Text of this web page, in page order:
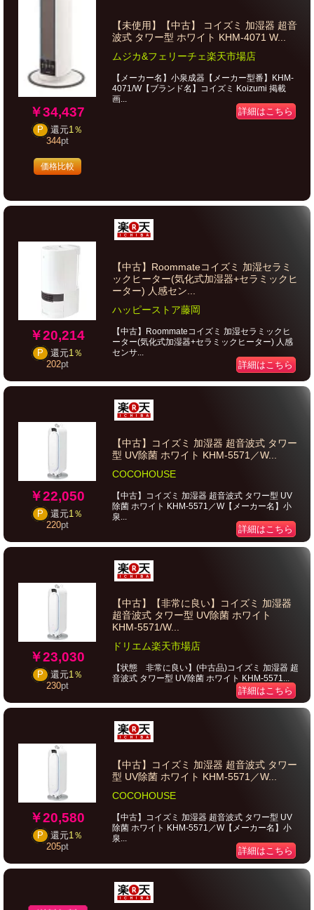
￥34,437
P 還元1％
344pt
価格比較
【未使用】【中古】 コイズミ 加湿器 超音
波式 タワー型 ホワイト KHM-4071 W...
ムジカ&フェリーチェ楽天市場店
【メーカー名】小泉成器【メーカー型番】KHM-
4071/W【ブランド名】コイズミ Koizumi 掲載
画...
詳細はこちら
￥20,214
P 還元1％
202pt
【中古】Roommateコイズミ 加湿セラミ
ックヒーター(気化式加湿器+セラミックヒ
ーター) 人感セン...
ハッピーストア藤岡
【中古】Roommateコイズミ 加湿セラミックヒ
ーター(気化式加湿器+セラミックヒーター) 人感
センサ...
詳細はこちら
￥22,050
P 還元1％
220pt
【中古】コイズミ 加湿器 超音波式 タワー
型 UV除菌 ホワイト KHM-5571／W...
COCOHOUSE
【中古】コイズミ 加湿器 超音波式 タワー型 UV
除菌 ホワイト KHM-5571／W【メーカー名】小
泉...
詳細はこちら
￥23,030
P 還元1％
230pt
【中古】【非常に良い】コイズミ 加湿器
超音波式 タワー型 UV除菌 ホワイト
KHM-5571/W...
ドリエム楽天市場店
【状態 非常に良い】(中古品)コイズミ 加湿器 超
音波式 タワー型 UV除菌 ホワイト KHM-5571...
詳細はこちら
￥20,580
P 還元1％
205pt
【中古】コイズミ 加湿器 超音波式 タワー
型 UV除菌 ホワイト KHM-5571／W...
COCOHOUSE
【中古】コイズミ 加湿器 超音波式 タワー型 UV
除菌 ホワイト KHM-5571／W【メーカー名】小
泉...
詳細はこちら